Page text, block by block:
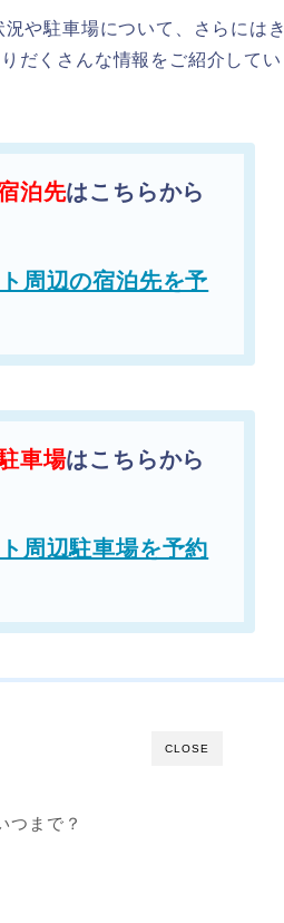
や駐車場について、さらにはき
だくさんな情報をご紹介してい
泊先はこちらから
周辺の宿泊先を予
車場はこちらから
周辺駐車場を予約
CLOSE
つまで？